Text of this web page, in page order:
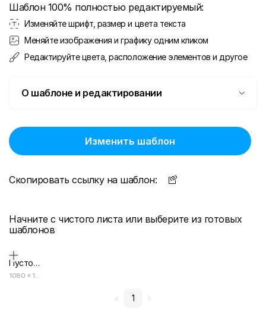
Шаблон 100% полностью редактируемый:
Изменяйте шрифт, размер и цвета текста
Меняйте изображения и графику одним кликом
Редактируйте цвета, расположение элементов и другое
О шаблоне и редактировании
Изменить шаблон
Скопировать ссылку на шаблон:
Начните с чистого листа или выберите из готовых
шаблонов
Пустой дизайн-макет
1080 × 1920
1